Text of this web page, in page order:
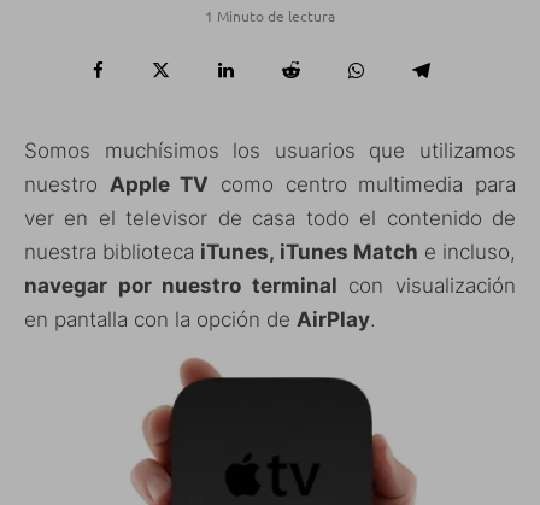
1 Minuto de lectura
Somos muchísimos los usuarios que utilizamos
nuestro Apple TV como centro multimedia para
ver en el televisor de casa todo el contenido de
nuestra biblioteca iTunes, iTunes Match e incluso,
navegar por nuestro terminal con visualización
en pantalla con la opción de AirPlay.